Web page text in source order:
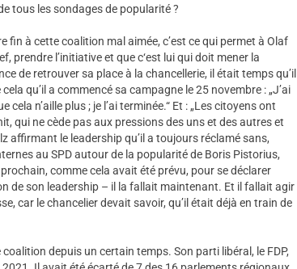
tous les sondages de popularité ?
fin à cette coalition mal aimée, c’est ce qui permet à Olaf
prendre l’initiative et que c‘est lui qui doit mener la
de retrouver sa place à la chancellerie, il était temps qu’il
qu’il a commencé sa campagne le 25 novembre : „J’ai
n’aille plus ; je l’ai terminée.“ Et : „Les citoyens ont
qui ne cède pas aux pressions des uns et des autres et
affirmant le leadership qu’il a toujours réclamé sans,
au SPD autour de la popularité de Boris Pistorius,
comme cela avait été prévu, pour se déclarer
de son leadership – il la fallait maintenant. Et il fallait agir
car le chancelier devait savoir, qu’il était déjà en train de
depuis un certain temps. Son parti libéral, le FDP,